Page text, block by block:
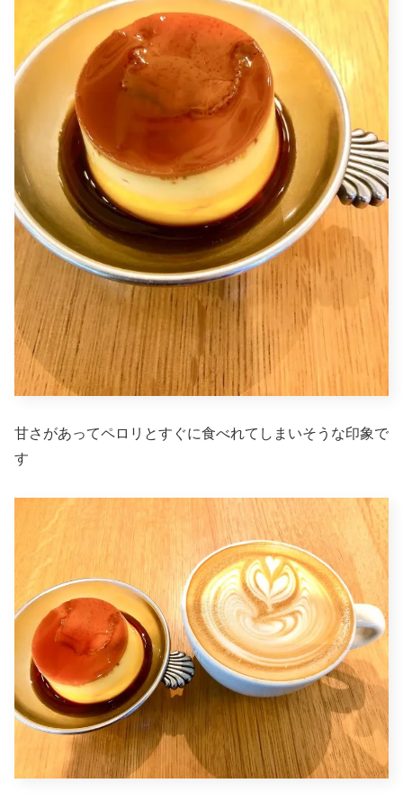
甘さがあってペロリとすぐに食べれてしまいそうな印象で
す